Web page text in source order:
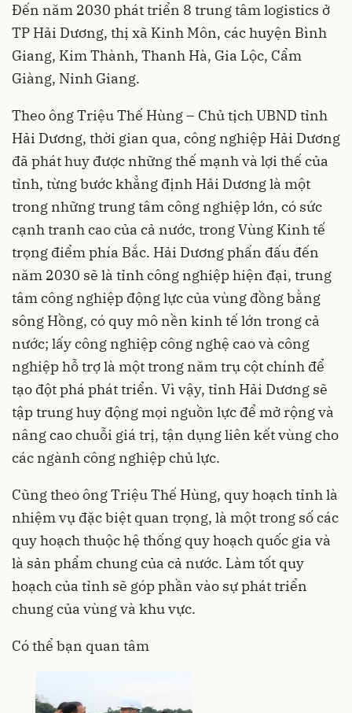
Đến năm 2030 phát triển 8 trung tâm logistics ở
TP Hải Dương, thị xã Kinh Môn, các huyện Bình
Giang, Kim Thành, Thanh Hà, Gia Lộc, Cẩm
Giàng, Ninh Giang.
Theo ông Triệu Thế Hùng – Chủ tịch UBND tỉnh
Hải Dương, thời gian qua, công nghiệp Hải Dương
đã phát huy được những thế mạnh và lợi thế của
tỉnh, từng bước khẳng định Hải Dương là một
trong những trung tâm công nghiệp lớn, có sức
cạnh tranh cao của cả nước, trong Vùng Kinh tế
trọng điểm phía Bắc. Hải Dương phấn đấu đến
năm 2030 sẽ là tỉnh công nghiệp hiện đại, trung
tâm công nghiệp động lực của vùng đồng bằng
sông Hồng, có quy mô nền kinh tế lớn trong cả
nước; lấy công nghiệp công nghệ cao và công
nghiệp hỗ trợ là một trong năm trụ cột chính để
tạo đột phá phát triển. Vì vậy, tỉnh Hải Dương sẽ
tập trung huy động mọi nguồn lực để mở rộng và
nâng cao chuỗi giá trị, tận dụng liên kết vùng cho
các ngành công nghiệp chủ lực.
Cũng theo ông Triệu Thế Hùng, quy hoạch tỉnh là
nhiệm vụ đặc biệt quan trọng, là một trong số các
quy hoạch thuộc hệ thống quy hoạch quốc gia và
là sản phẩm chung của cả nước. Làm tốt quy
hoạch của tỉnh sẽ góp phần vào sự phát triển
chung của vùng và khu vực.
Có thể bạn quan tâm